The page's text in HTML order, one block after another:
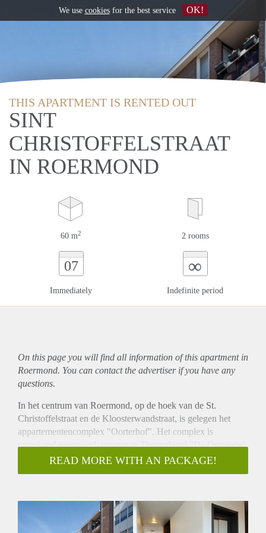
THIS APARTMENT IS RENTED OUT
SINT
CHRISTOFFELSTRAAT
IN ROERMOND
60 m2 2 rooms
07
Immediately
∞
Indefinite period
On this page you will find all information of this apartmentin
Roermond. You can contact the advertiser if you have any
questions.
In het centrum van Roermond, op de hoek van de St.
Christoffelstraat en de Kloosterwandstraat, is gelegen het
appartementencomplex "Oorterhof". Het complex is
uitstekend gesitueerd, tegenover Theaterhotel "De Oranjerie"
nabij alle winkels welke het gezellige stadscentrum van
Roermond rijk is. Op nog geen 2 minuten lopen bereikt u al
woonlocatie midden in het centrum van Roermond voor
zowel jong als oud!
READ MORE WITH AN PACKAGE!
We use cookiesfor the best service OK!